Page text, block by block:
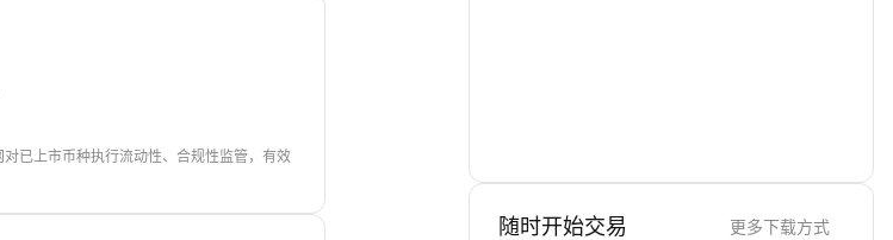
已上市币种执行流动性、合规性监管，有效
随时开始交易 更多下载方式